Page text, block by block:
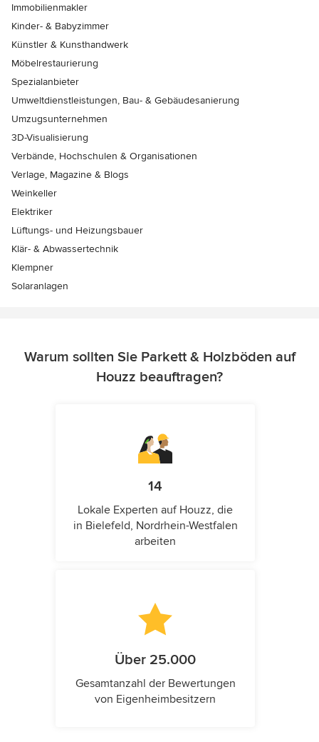
Immobilienmakler
Kinder- & Babyzimmer
Künstler & Kunsthandwerk
Möbelrestaurierung
Spezialanbieter
Umweltdienstleistungen, Bau- & Gebäudesanierung
Umzugsunternehmen
3D-Visualisierung
Verbände, Hochschulen & Organisationen
Verlage, Magazine & Blogs
Weinkeller
Elektriker
Lüftungs- und Heizungsbauer
Klär- & Abwassertechnik
Klempner
Solaranlagen
Warum sollten Sie Parkett & Holzböden auf
Houzz beauftragen?
14
Lokale Experten auf Houzz, die
in Bielefeld, Nordrhein-Westfalen
arbeiten
Über 25.000
Gesamtanzahl der Bewertungen
von Eigenheimbesitzern